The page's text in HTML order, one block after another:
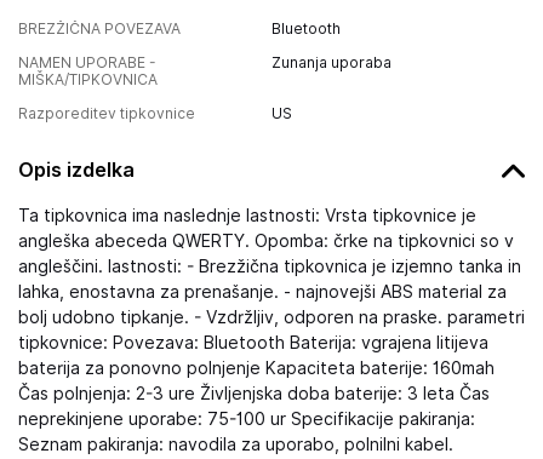
BREZŽIČNA POVEZAVA
Bluetooth
NAMEN UPORABE -
MIŠKA/TIPKOVNICA
Zunanja uporaba
Razporeditev tipkovnice US
Opis izdelka
Ta tipkovnica ima naslednje lastnosti: Vrsta tipkovnice je
angleška abeceda QWERTY. Opomba: črke na tipkovnici so v
angleščini. lastnosti: - Brezžična tipkovnica je izjemno tanka in
lahka, enostavna za prenašanje. - najnovejši ABS material za
bolj udobno tipkanje. - Vzdržljiv, odporen na praske. parametri
tipkovnice: Povezava: Bluetooth Baterija: vgrajena litijeva
baterija za ponovno polnjenje Kapaciteta baterije: 160mah
Čas polnjenja: 2-3 ure Življenjska doba baterije: 3 leta Čas
neprekinjene uporabe: 75-100 ur Specifikacije pakiranja:
Seznam pakiranja: navodila za uporabo, polnilni kabel.